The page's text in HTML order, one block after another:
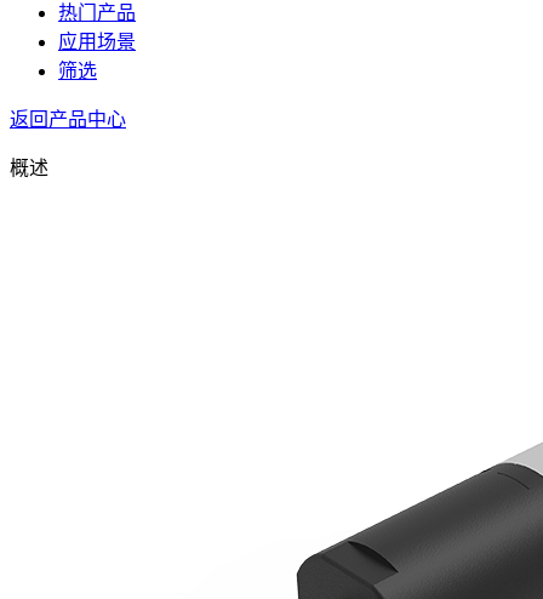
热门产品
应用场景
筛选
返回产品中心
概述